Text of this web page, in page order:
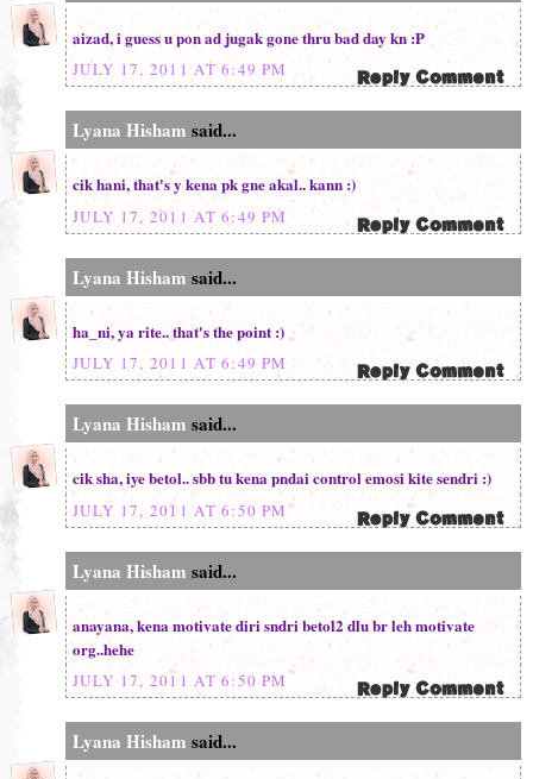
aizad, i guess u pon ad jugak gone thru bad day kn :P
JULY 17, 2011 AT 6:49 PM
Lyana Hisham said...
cik hani, that's y kena pk gne akal.. kann :)
JULY 17, 2011 AT 6:49 PM
Lyana Hisham said...
ha_ni, ya rite.. that's the point :)
JULY 17, 2011 AT 6:49 PM
Lyana Hisham said...
cik sha, iye betol.. sbb tu kena pndai control emosi kite sendri :)
JULY 17, 2011 AT 6:50 PM
Lyana Hisham said...
anayana, kena motivate diri sndri betol2 dlu br leh motivate
org..hehe
JULY 17, 2011 AT 6:50 PM
Lyana Hisham said...